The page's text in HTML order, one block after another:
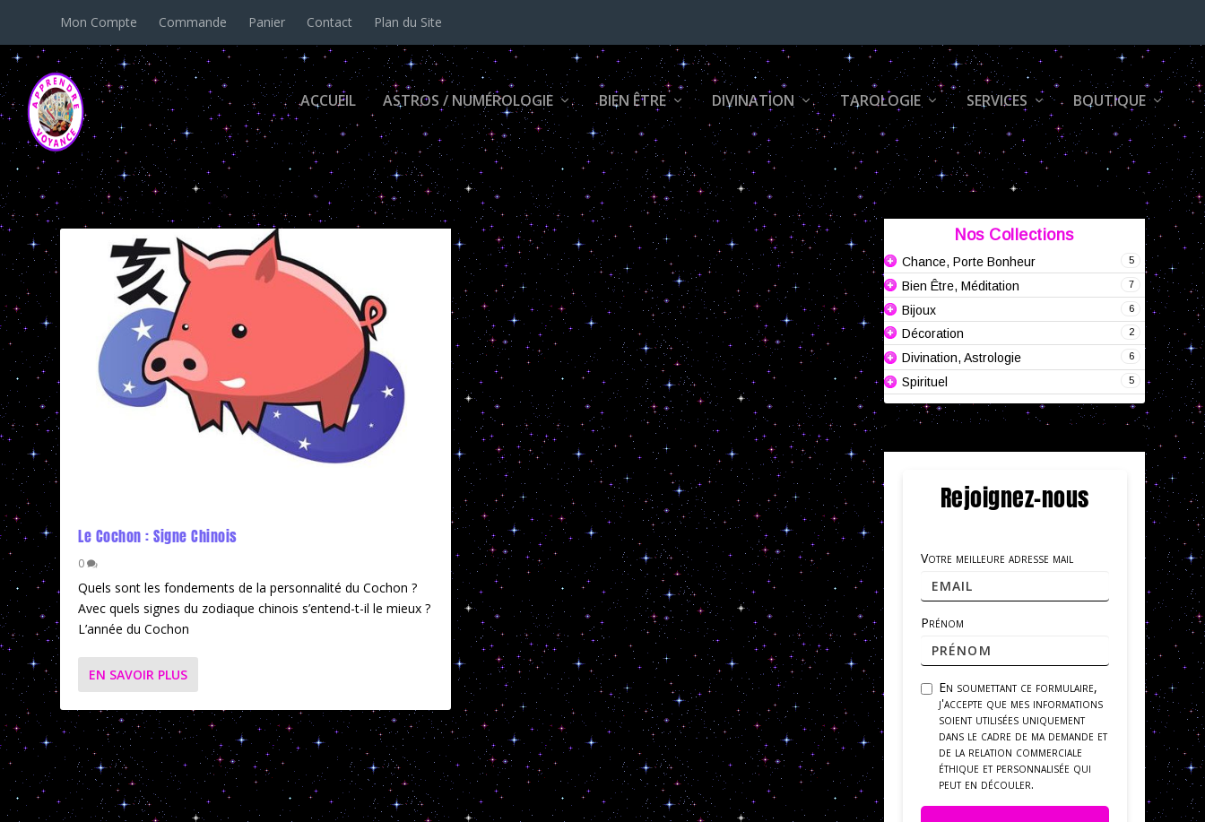
Mon Compte Commande Panier Contact Plan du Site
ACCUEIL ASTROS / NUMÉROLOGIE BIEN ÊTRE DIVINATION TAROLOGIE SERVICES BOUTIQUE
Étiquette :scorpion cochon
Le Cochon : Signe Chinois
0
Quels sont les fondements de la personnalité du Cochon ?
Avec quels signes du zodiaque chinois s’entend-t-il le mieux ?
L’année du Cochon
EN SAVOIR PLUS
Nos Collections
5
Chance, Porte Bonheur
7
Bien Être, Méditation
6
Bijoux
2
Décoration
6
Divination, Astrologie
5
Spirituel
Rejoignez-nous
Votre meilleure adresse mail
Prénom
En soumettant ce formulaire,
j'accepte que mes informations
soient utilisées uniquement
dans le cadre de ma demande et
de la relation commerciale
éthique et personnalisée qui
peut en découler.